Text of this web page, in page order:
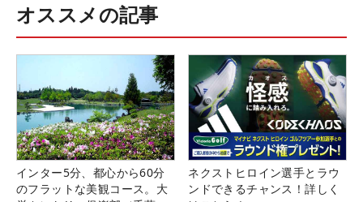
オススメの記事
インター5分、都心から60分
のフラットな美観コース。大
ネクストヒロイン選手とラウ
ンドできるチャンス！詳しく